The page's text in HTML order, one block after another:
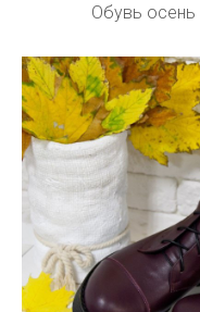
Обувь осень